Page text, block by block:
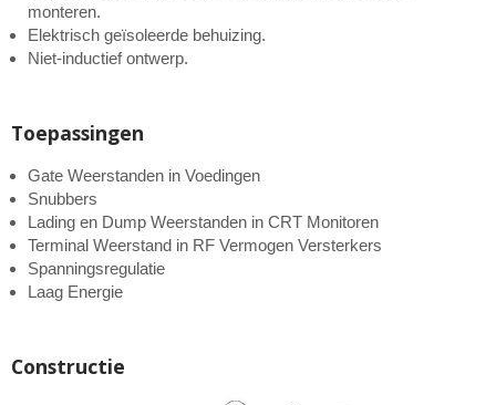
monteren.
Elektrisch geïsoleerde behuizing.
Niet-inductief ontwerp.
Toepassingen
Gate Weerstanden in Voedingen
Snubbers
Lading en Dump Weerstanden in CRT Monitoren
Terminal Weerstand in RF Vermogen Versterkers
Spanningsregulatie
Laag Energie
Constructie